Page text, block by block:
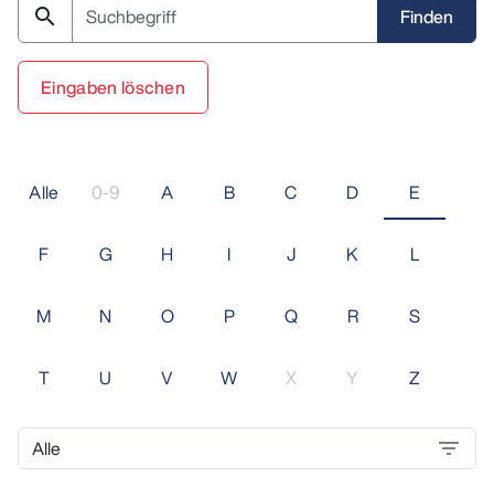
search
Eingaben löschen
Alle 0-9 A B C D E
F G H I J K L
M N O P Q R S
T U V W X Y Z